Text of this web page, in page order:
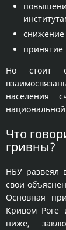
снижение
принятие
Но стоит
населения
Что
гривны?
НБУ развеял
свои
Основная
Кривом Роге
ниже,